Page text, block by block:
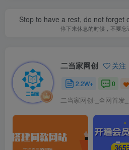
Stop to have a rest, do not forget
停下来休息的时候，不要忘
二当家网创 关注
2.2W+ 0